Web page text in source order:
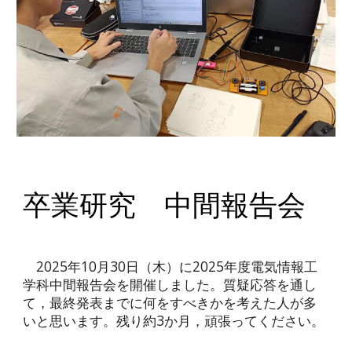
卒業研究 中間報告会
2025年10月30日（木）に2025年度電気情報工
学科中間報告会を開催しました。質疑応答を通し
て，最終発表までに何をすべきかを考えた人が多
いと思います。残り約3か月，頑張ってください。